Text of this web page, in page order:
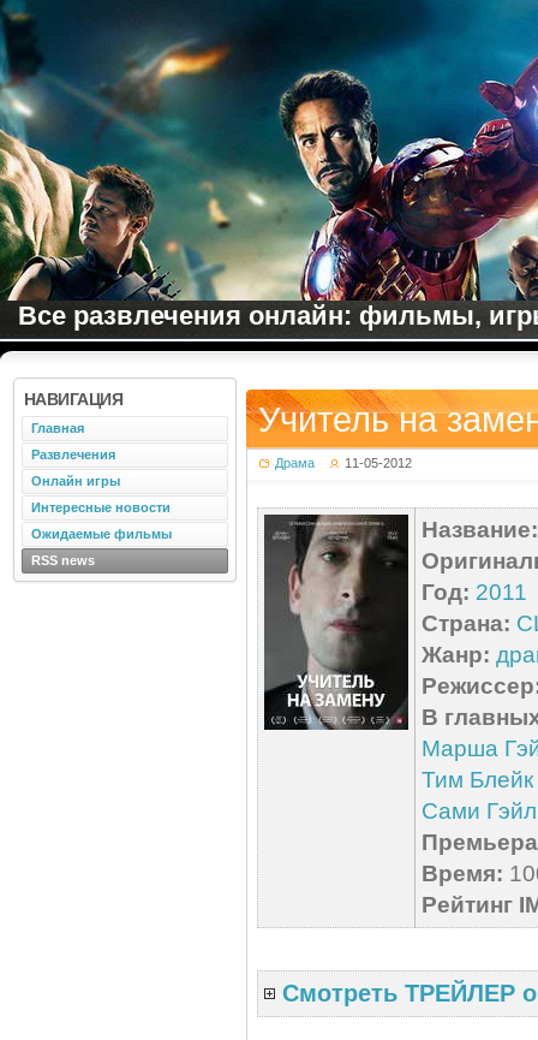
Все развлечения онлайн: фильмы,
Учитель на
Драма 11-05-2012
Название:
Год: 2011
Страна:
Жанр:
В
Марша
Тим
Сами Гэйл
Время:
Рейтинг
Смотреть ТРЕЙЛЕР
НАВИГАЦИЯ
Главная
Развлечения
Онлайн игры
Интересные новости
Ожидаемые фильмы
RSS news